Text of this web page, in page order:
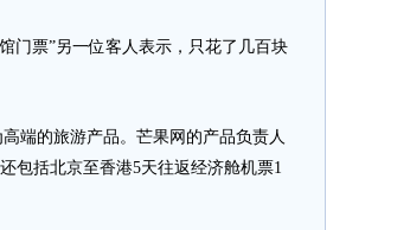
票”另一位客人表示，只花了几百块
端的旅游产品。芒果网的产品负责人
包括北京至香港5天往返经济舱机票1